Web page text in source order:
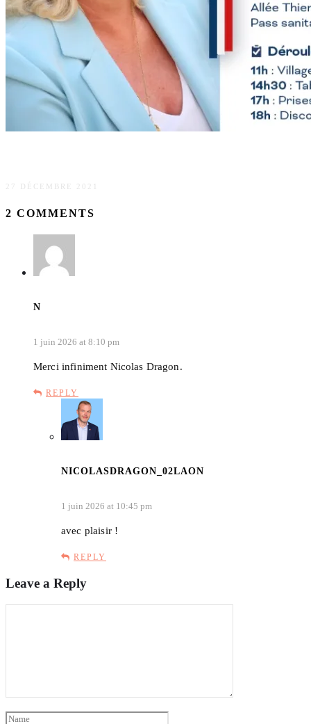
27 DÉCEMBRE 2021
2 COMMENTS
N
1 juin 2026 at 8:10 pm
Merci infiniment Nicolas Dragon.
REPLY
NICOLASDRAGON_02LAON
1 juin 2026 at 10:45 pm
avec plaisir !
REPLY
Leave a Reply